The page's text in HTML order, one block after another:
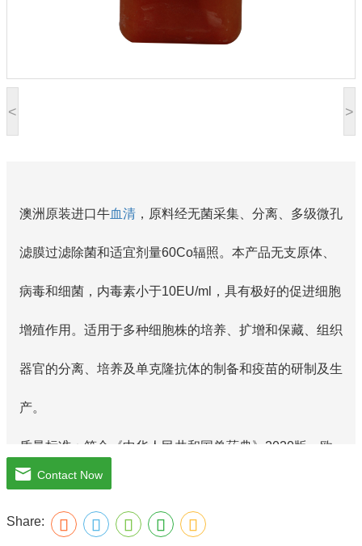
< >
澳洲原装进口牛血清 ，原料经无菌采集、分离、多级微孔
滤膜过滤除菌和适宜剂量60Co辐照。本产品无支原体、
病毒和细菌，内毒素小于10EU/ml，具有极好的促进细胞
增殖作用。适用于多种细胞株的培养、扩增和保藏、组织
器官的分离、培养及单克隆抗体的制备和疫苗的研制及生
产。
质量标准：符合《中华人民共和国兽药典》2020版、欧
洲药典、美国药典质量标准。
注意事项：解冻：采用逐步解冻法（ -20℃→2-8℃→ 室
Contact Now
Share: